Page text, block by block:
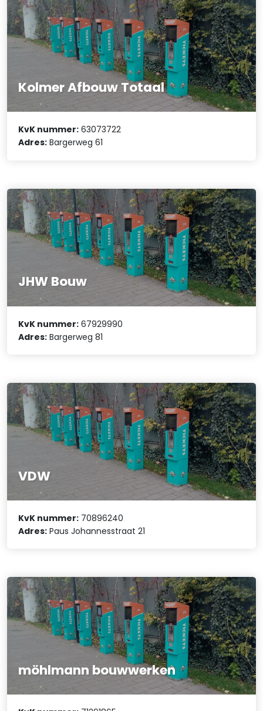
Kolmer Afbouw Totaal
KvK nummer: 63073722
Adres: Bargerweg 61
JHW Bouw
KvK nummer: 67929990
Adres: Bargerweg 81
VDW
KvK nummer: 70896240
Adres: Paus Johannesstraat 21
möhlmann bouwwerken